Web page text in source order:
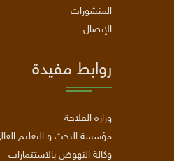
المنشورات
الإتصال
روابط مفيدة
وزارة الفلاحة
مؤسسة البحث و التعليم
وكالة النهوض بالاستثمارات